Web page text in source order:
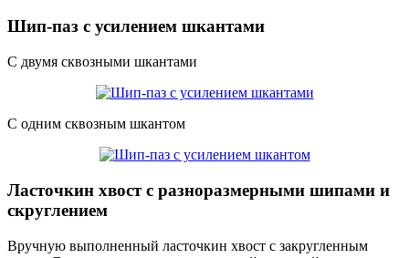
Шип-паз с усилением шкантами
С двумя сквозными шкантами
С одним сквозным шкантом
Ласточкин хвост с разноразмерными шипами и
скруглением
Вручную выполненный ласточкин хвост с закругленным